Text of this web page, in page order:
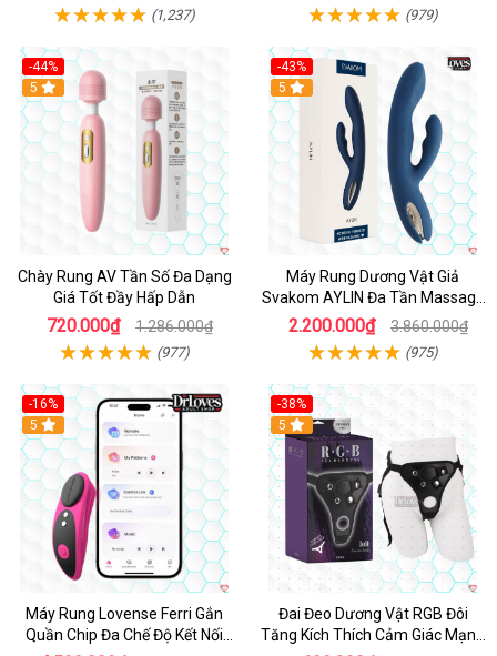
(1,237) (979)
-44%
Hot
5
Chày Rung AV Tần Số Đa Dạng
Giá Tốt Đầy Hấp Dẫn
720.000₫ 1.286.000₫
(977)
-43%
Hot
5
Máy Rung Dương Vật Giả
Svakom AYLIN Đa Tần Massage
Sướng
2.200.000₫ 3.860.000₫
(975)
-16%
Hot
5
Máy Rung Lovense Ferri Gắn
Quần Chip Đa Chế Độ Kết Nối
-38%
Hot
5
Đai Đeo Dương Vật RGB Đôi
Tăng Kích Thích Cảm Giác Mạnh